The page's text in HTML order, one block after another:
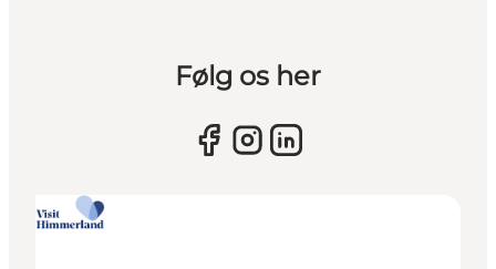
Følg os her